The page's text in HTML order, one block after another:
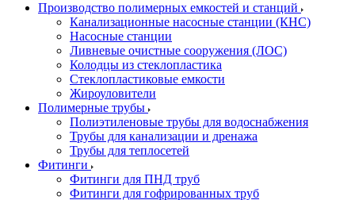
Производство полимерных емкостей и станций
Канализационные насосные станции (КНС)
Насосные станции
Ливневые очистные сооружения (ЛОС)
Колодцы из стеклопластика
Стеклопластиковые емкости
Жироуловители
Полимерные трубы
Полиэтиленовые трубы для водоснабжения
Трубы для канализации и дренажа
Трубы для теплосетей
Фитинги
Фитинги для ПНД труб
Фитинги для гофрированных труб